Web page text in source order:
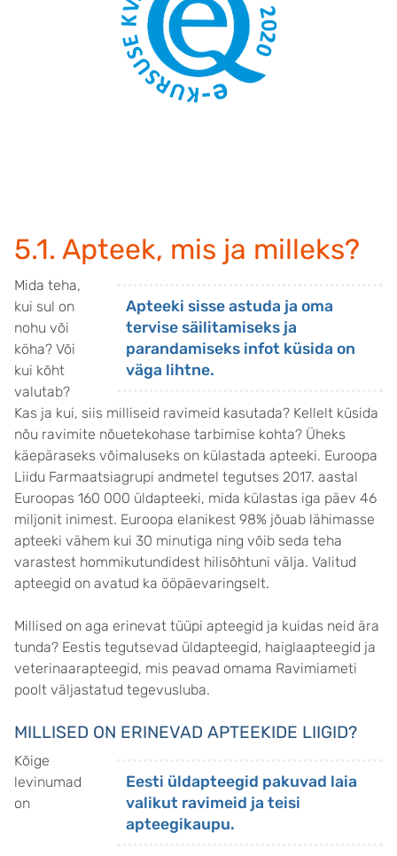
5.1. Apteek, mis ja milleks?
Apteeki sisse astuda ja oma
tervise säilitamiseks ja
parandamiseks infot küsida on
väga lihtne.
Mida teha,
kui sul on
nohu või
köha? Või
kui kõht
valutab?
Kas ja kui, siis milliseid ravimeid kasutada? Kellelt küsida
nõu ravimite nõuetekohase tarbimise kohta? Üheks
käepäraseks võimaluseks on külastada apteeki. Euroopa
Liidu Farmaatsiagrupi andmetel tegutses 2017. aastal
Euroopas 160 000 üldapteeki, mida külastas iga päev 46
miljonit inimest. Euroopa elanikest 98% jõuab lähimasse
apteeki vähem kui 30 minutiga ning võib seda teha
varastest hommikutundidest hilisõhtuni välja. Valitud
apteegid on avatud ka ööpäevaringselt.
Millised on aga erinevat tüüpi apteegid ja kuidas neid ära
tunda? Eestis tegutsevad üldapteegid, haiglaapteegid ja
veterinaarapteegid, mis peavad omama Ravimiameti
poolt väljastatud tegevusluba.
MILLISED ON ERINEVAD APTEEKIDE LIIGID?
Eesti üldapteegid pakuvad laia
valikut ravimeid ja teisi
apteegikaupu.
Kõige
levinumad
on